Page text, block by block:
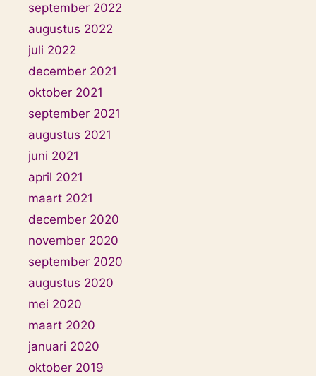
september 2022
augustus 2022
juli 2022
december 2021
oktober 2021
september 2021
augustus 2021
juni 2021
april 2021
maart 2021
december 2020
november 2020
september 2020
augustus 2020
mei 2020
maart 2020
januari 2020
oktober 2019